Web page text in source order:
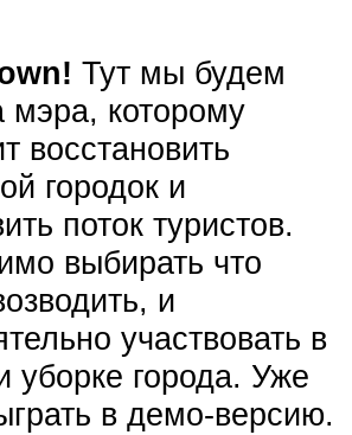
Тут мы будем
мэра, которому
восстановить
городок и
поток туристов.
выбирать что
и
участвовать в
уборке города. Уже
в демо-версию.